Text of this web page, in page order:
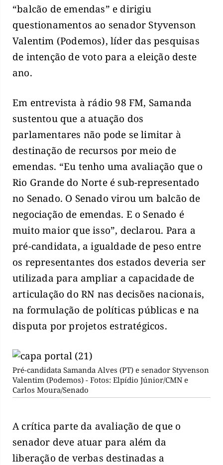
“balcão de emendas” e dirigiu
questionamentos ao senador Styvenson
Valentim (Podemos), líder das pesquisas
de intenção de voto para a eleição deste
ano.
Em entrevista à rádio 98 FM, Samanda
sustentou que a atuação dos
parlamentares não pode se limitar à
destinação de recursos por meio de
emendas. “Eu tenho uma avaliação que o
Rio Grande do Norte é sub-representado
no Senado. O Senado virou um balcão de
negociação de emendas. E o Senado é
muito maior que isso”, declarou. Para a
pré-candidata, a igualdade de peso entre
os representantes dos estados deveria ser
utilizada para ampliar a capacidade de
articulação do RN nas decisões nacionais,
na formulação de políticas públicas e na
disputa por projetos estratégicos.
Pré-candidata Samanda Alves (PT) e senador Styvenson
Valentim (Podemos) - Fotos: Elpídio Júnior/CMN e
Carlos Moura/Senado
A crítica parte da avaliação de que o
senador deve atuar para além da
liberação de verbas destinadas a